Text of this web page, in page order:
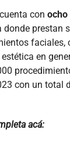
con ocho
donde prestan
faciales,
en
con un total
acá: